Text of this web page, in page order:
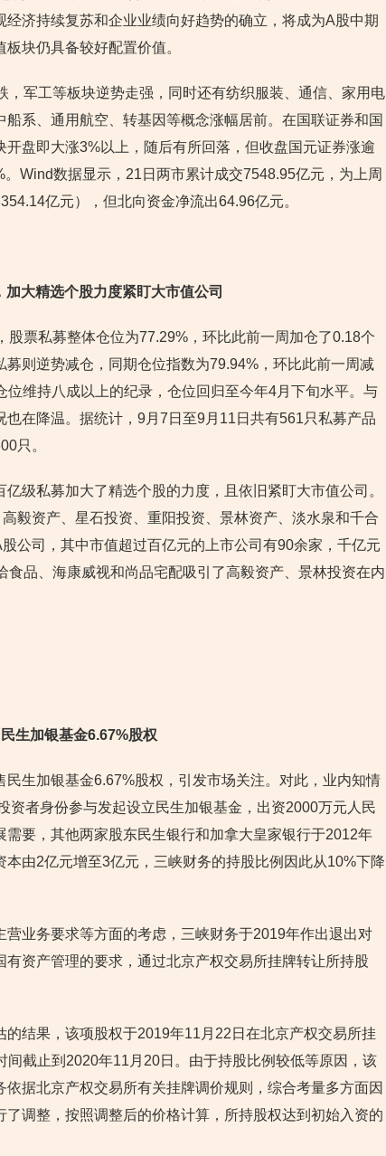
济持续复苏和企业业绩向好趋势的确立，将成为A股中期
块仍具备较好配置价值。
，军工等板块逆势走强，同时还有纺织服装、通信、家用电
系、通用航空、转基因等概念涨幅居前。在国联证券和国
盘即大涨3%以上，随后有所回落，但收盘国元证券涨逾
Wind数据显示，21日两市累计成交7548.95亿元，为上周
亿元），但北向资金净流出64.96亿元。
大精选个股力度紧盯大市值公司
股票私募整体仓位为77.29%，环比此前一周加仓了0.18个
则逆势减仓，同期仓位指数为79.94%，环比此前一周减
位维持八成以上的纪录，仓位回归至今年4月下旬水平。与
在降温。据统计，9月7日至9月11日共有561只私募产品
只。
级私募加大了精选个股的力度，且依旧紧盯大市值公司。
毅资产、星石投资、重阳投资、景林资产、淡水泉和千合
公司，其中市值超过百亿元的上市公司有90余家，千亿元
食品、海康威视和尚品宅配吸引了高毅资产、景林投资在内
生加银基金6.67%股权
生加银基金6.67%股权，引发市场关注。对此，业内知情
资者身份参与发起设立民生加银基金，出资2000万元人民
要，其他两家股东民生银行和加拿大皇家银行于2012年
由2亿元增至3亿元，三峡财务的持股比例因此从10%下降
业务要求等方面的考虑，三峡财务于2019年作出退出对
有资产管理的要求，通过北京产权交易所挂牌转让所持股
结果，该项股权于2019年11月22日在北京产权交易所挂
间截止到2020年11月20日。由于持股比例较低等原因，该
据北京产权交易所有关挂牌调价规则，综合考量多方面因
调整，按照调整后的价格计算，所持股权达到初始入资的